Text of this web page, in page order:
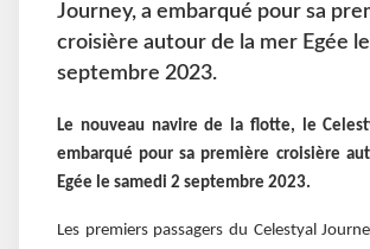
Journey, a embarqué pour sa
croisière autour de la mer Egée
septembre 2023.
Le nouveau navire de la flotte, le
embarqué pour sa première croisière
Egée le samedi 2 septembre 2023.
Les premiers passagers du Celestyal